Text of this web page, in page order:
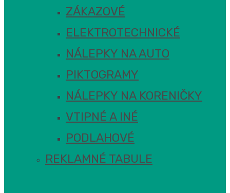
ZÁKAZOVÉ
ELEKTROTECHNICKÉ
NÁLEPKY NA AUTO
PIKTOGRAMY
NÁLEPKY NA KORENIČKY
VTIPNÉ A INÉ
PODLAHOVÉ
REKLAMNÉ TABULE